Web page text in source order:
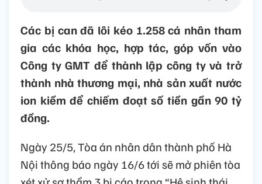
Các bị can đã lôi kéo 1.258 cá nhân tham
gia các khóa học, hợp tác, góp vốn vào
Công ty GMT để thành lập công ty và trở
thành nhà thương mại, nhà sản xuất nước
ion kiềm để chiếm đoạt số tiền gần 90 tỷ
đồng.
Ngày 25/5, Tòa án nhân dân thành phố Hà
Nội thông báo ngày 16/6 tới sẽ mở phiên tòa